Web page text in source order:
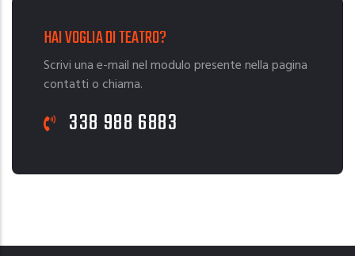
HAI VOGLIA DI TEATRO?
Scrivi una e-mail nel modulo presente nella pagina
contatti o chiama.
338 988 6883